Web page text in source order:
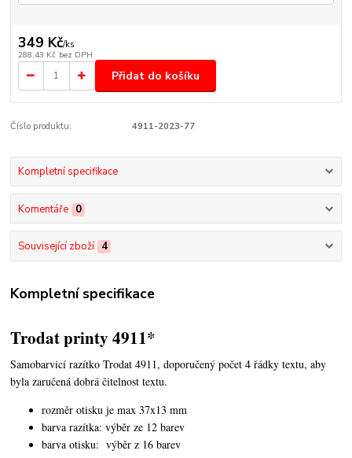
349 Kč/ks
288,43 Kč bez DPH
Přidat do košíku
Číslo produktu: 4911-2023-77
Kompletní specifikace
Komentáře 0
Související zboží 4
Kompletní specifikace
Trodat printy 4911*
Samobarvicí razítko Trodat 4911, doporučený počet 4 řádky textu,aby
byla zaručená dobrá čitelnost textu.
rozměr otisku je max 37x13 mm
barva razítka: výběr ze 12 barev
barva otisku: výběr z 16 barev